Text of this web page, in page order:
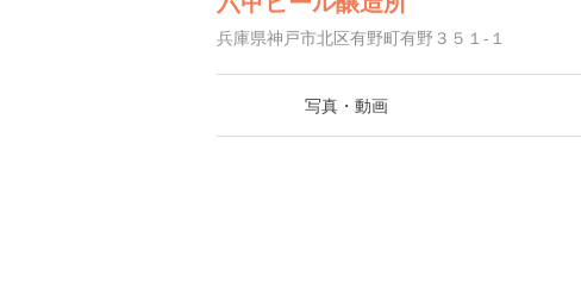
兵庫県神戸市北区有野町有野３５１-１
写真・動画